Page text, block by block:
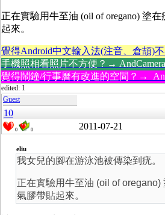
正在實驗用牛至油 (oil of oregano) 塗
起來。
覺得Android中文輸入法(注音、倉頡)
手機照相看照片不方便？→ AndCamera
覺得鬧鐘/行事曆有改進的空間？→
edited: 1
Guest
10
0 0 2011-07-21
eliu
我女兒的腳在游泳池被傳染到疣。
正在實驗用牛至油 (oil of oregano)
氣膠帶貼起來。